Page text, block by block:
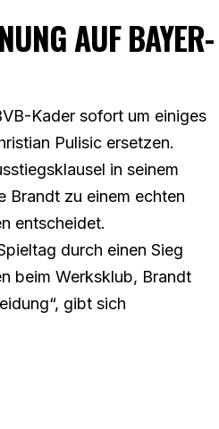
AUF BAYER-
Kader sofort um einiges
Pulisic ersetzen.
in seinem
Brandt zu einem echten
entscheidet.
durch einen Sieg
beim Werksklub, Brandt
gibt sich